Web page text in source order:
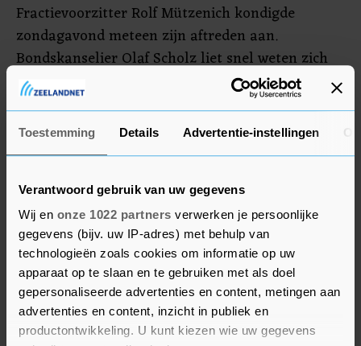
Toestemming Details Advertentie-instellingen
Verantwoord gebruik van uw gegevens
Wij en onze 1022 partners verwerken je persoonlijke
gegevens (bijv. uw IP-adres) met behulp van
technologieën zoals cookies om informatie op uw
apparaat op te slaan en te gebruiken met als doel
gepersonaliseerde advertenties en content, metingen aan
advertenties en content, inzicht in publiek en
productontwikkeling. U kunt kiezen wie uw gegevens
Fractievoorzitter Rolf Mützenich kondigde
zondagavond meteen zijn aftreden aan.
Bondskanselier Olaf Scholz liet snel weten zich
niet met de formatie van een coalitieregering te
bemoeien en geen ministerspost te willen.
Klingbeil vindt dat "de generatiewisseling binnen
"opnieuw moet positioneren" in het programma.